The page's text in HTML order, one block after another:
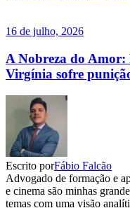
16 de julho, 2026
A Nobreza do Amor:
Virgínia sofre
Escrito porFábio Falcão
Advogado de formação e
e cinema são minhas
temas com uma visão